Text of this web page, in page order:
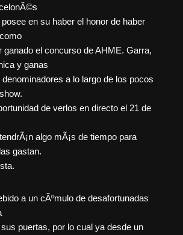
en su haber el honor de haber
ganado el concurso de AHME. Garra,
y ganas
a lo largo de los pocos
de verlos en directo el 21 de
algo mÃ¡s de tiempo para
gastan.
a un cÃºmulo de desafortunadas
puertas, por lo cual ya desde un